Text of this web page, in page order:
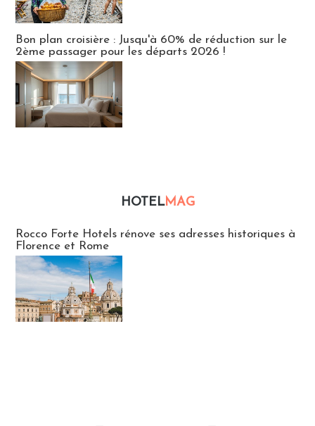
Bon plan croisière : Jusqu'à 60% de réduction sur le
2ème passager pour les départs 2026 !
HOTELMAG
Rocco Forte Hotels rénove ses adresses historiques à
Florence et Rome